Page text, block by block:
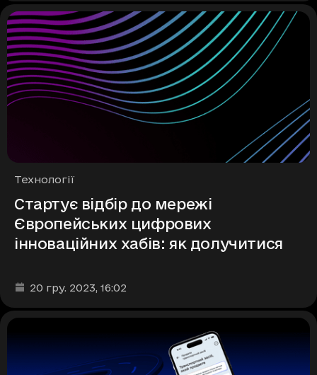
Рубрики
Технології
Стартує відбір до мережі
Європейських цифрових
інноваційних хабів: як долучитися
Дата та час публікації
20 гру. 2023, 16:02